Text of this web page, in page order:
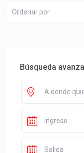
Ordenar por
Búsqueda